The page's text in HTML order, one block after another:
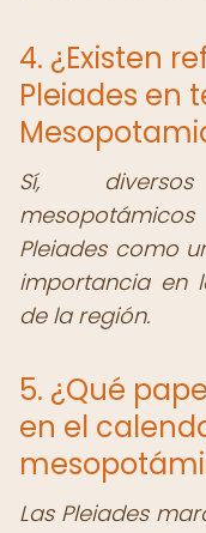
4. ¿Existen
Pleiades en
Sí,
Pleiades como
importancia en
de la región.
5. ¿Qué
en el
Las Pleiades